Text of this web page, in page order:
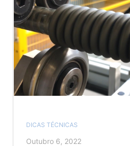
DICAS TÉCNICAS
Outubro 6, 2022